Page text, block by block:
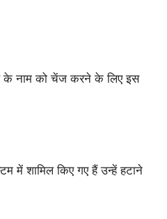
के नाम को चेंज करने के लिए इस
में शामिल किए गए हैं उन्हें हटाने